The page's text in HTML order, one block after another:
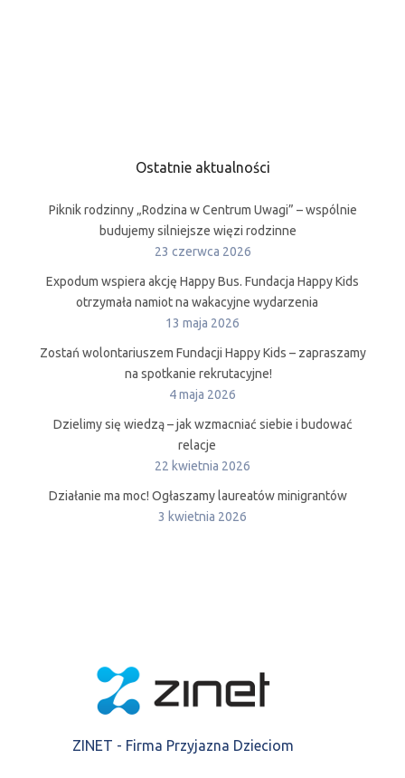
Ostatnie aktualności
Piknik rodzinny „Rodzina w Centrum Uwagi” – wspólnie
budujemy silniejsze więzi rodzinne
23 czerwca 2026
Expodum wspiera akcję Happy Bus. Fundacja Happy Kids
otrzymała namiot na wakacyjne wydarzenia
13 maja 2026
Zostań wolontariuszem Fundacji Happy Kids – zapraszamy
na spotkanie rekrutacyjne!
4 maja 2026
Dzielimy się wiedzą – jak wzmacniać siebie i budować
relacje
22 kwietnia 2026
Działanie ma moc! Ogłaszamy laureatów minigrantów
3 kwietnia 2026
ZINET - Firma Przyjazna Dzieciom